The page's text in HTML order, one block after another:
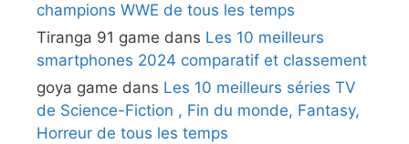
champions WWE de tous les temps
Tiranga 91 game dans Les 10 meilleurs
smartphones 2024 comparatif et classement
goya game dans Les 10 meilleurs séries TV
de Science-Fiction , Fin du monde, Fantasy,
Horreur de tous les temps